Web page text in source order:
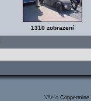
1310 zobrazení
Vše o Coppermine